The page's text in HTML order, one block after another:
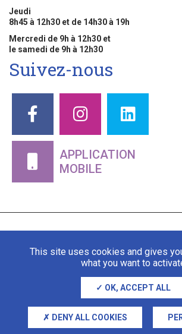
Jeudi
8h45 à 12h30 et de 14h30 à 19h
Mercredi de 9h à 12h30 et
le samedi de 9h à 12h30
Suivez-nous
APPLICATION
MOBILE
Mentions légales Gestion des
Adipso,
This site uses cookies and gives
what you want to
OK, ACCEPT ALL
DENY ALL COOKIES